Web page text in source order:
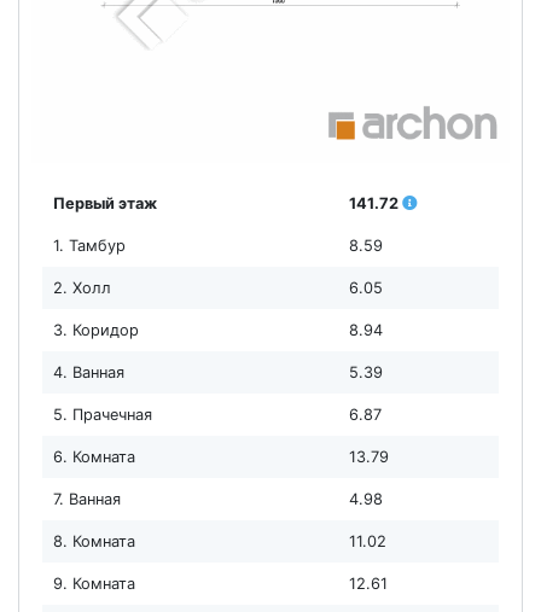
Первый этаж 141.72
1. Тамбур 8.59
2. Холл 6.05
3. Коридор 8.94
4. Ванная 5.39
5. Прачечная 6.87
6. Комната 13.79
7. Ванная 4.98
8. Комната 11.02
9. Комната 12.61